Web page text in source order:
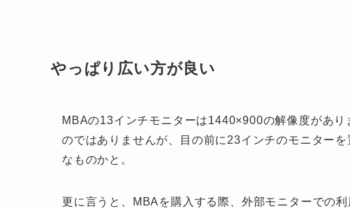
やっぱり広い方が良い
MBAの13インチモニターは1440×900の解像度があ
のではありませんが、目の前に23インチのモニター
なものかと。
更に言うと、MBAを購入する際、外部モニターでの